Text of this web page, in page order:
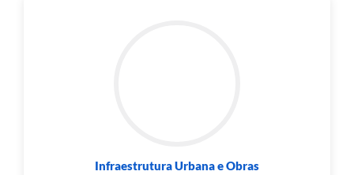
Infraestrutura Urbana e Obras